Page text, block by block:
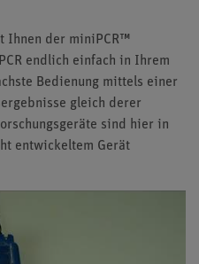
Ihnen der miniPCR™
endlich einfach in Ihrem
Bedienung mittels einer
gleich derer
sind hier in
entwickeltem Gerät